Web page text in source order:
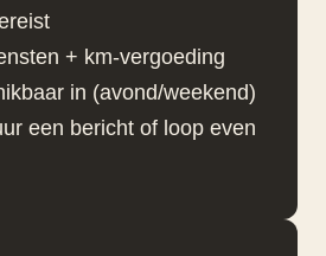
+ km-vergoeding
in (avond/weekend)
een bericht of loop even